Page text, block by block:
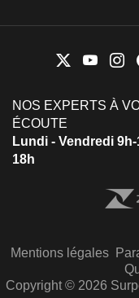
NOS EXPERTS À
ÉCOUTE
Lundi - Vendredi
18h
Mentions légales
Copyright © 2026